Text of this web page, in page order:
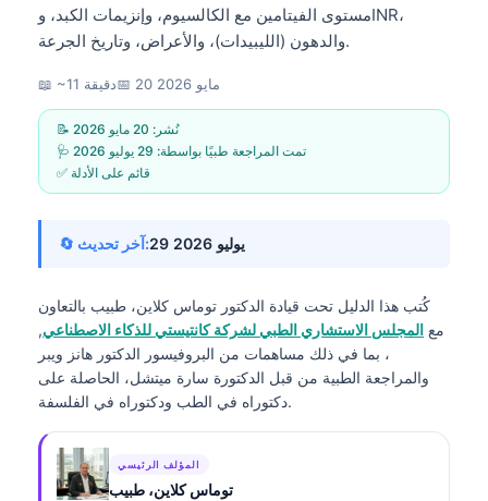
مستوى الفيتامين مع الكالسيوم، وإنزيمات الكبد، وINR،
والدهون (الليبيدات)، والأعراض، وتاريخ الجرعة.
📖 ~11 دقيقة📅 20 مايو 2026
📝 نُشر: 20 مايو 2026
🩺 تمت المراجعة طبيًا بواسطة: 29 يوليو 2026
✅ قائم على الأدلة
🔄 آخر تحديث: 29 يوليو 2026
كُتب هذا الدليل تحت قيادة الدكتور توماس كلاين، طبيب بالتعاون
مع المجلس الاستشاري الطبي لشركة كانتيستي للذكاء الاصطناعي,
، بما في ذلك مساهمات من البروفيسور الدكتور هانز ويبر
والمراجعة الطبية من قبل الدكتورة سارة ميتشل، الحاصلة على
دكتوراه في الطب ودكتوراه في الفلسفة.
المؤلف الرئيسي
توماس كلاين، طبيب